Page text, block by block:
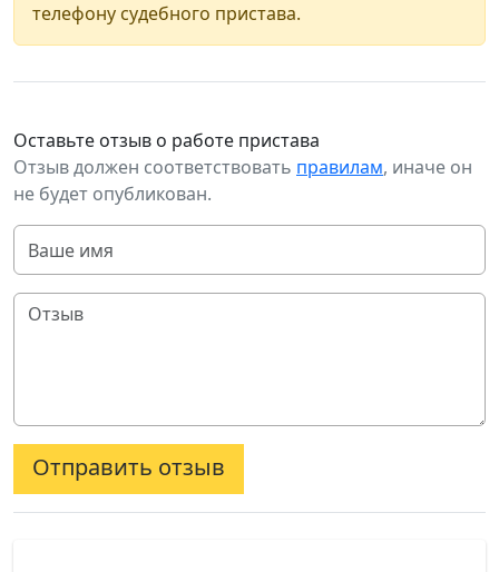
телефону судебного пристава.
Оставьте отзыв о работе пристава
Отзыв должен соответствовать правилам, иначе он
не будет опубликован.
Отправить отзыв